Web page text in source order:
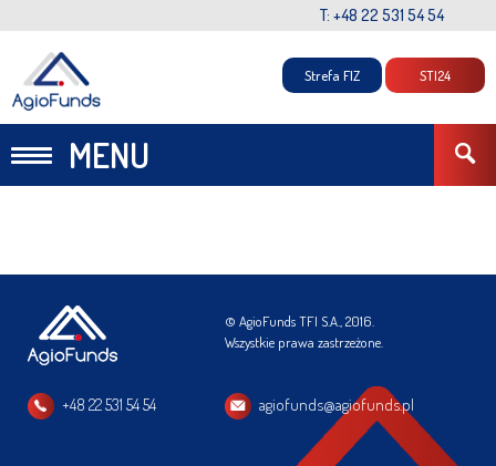
T: +48 22 531 54 54
MENU
Strefa FIZ STI24
© AgioFunds TFI S.A., 2016.
Wszystkie prawa zastrzeżone.
+48 22 531 54 54 agiofunds@agiofunds.pl